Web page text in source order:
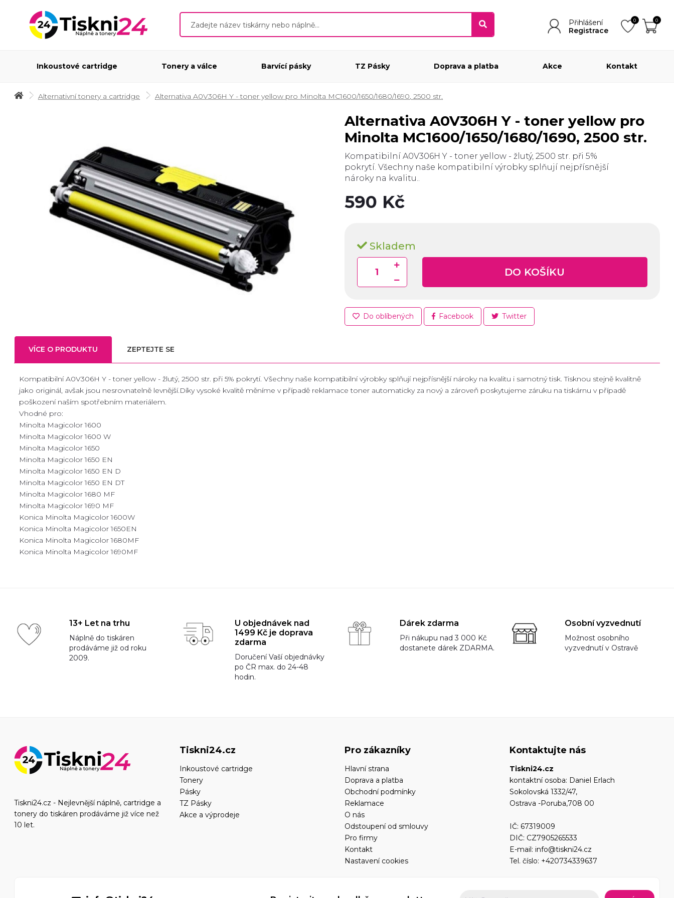
Přihlášení
Registrace
0 0
Inkoustové cartridge Tonery a válce Barvící pásky TZ Pásky Doprava a platba Akce Kontakt
Alternativní tonery a cartridge Alternativa A0V306H Y - toner yellow pro Minolta MC1600/1650/1680/1690, 2500 str.
Alternativa A0V306H Y - toner yellow pro
Minolta MC1600/1650/1680/1690, 2500 str.
Kompatibilní A0V306H Y - toner yellow - žlutý, 2500 str. při 5%
pokrytí. Všechny naše kompatibilní výrobky splňují nejpřísnější
nároky na kvalitu..
590 Kč
Skladem
DO KOŠÍKU
Do oblíbených Facebook Twitter
VÍCE O PRODUKTU ZEPTEJTE SE
Kompatibilní A0V306H Y - toner yellow - žlutý, 2500 str. při 5% pokrytí. Všechny naše kompatibilní výrobky splňují nejpřísnější nároky na kvalitu i samotný tisk. Tisknou stejně kvalitně
jako originál, avšak jsou nesrovnatelně levnější.Díky vysoké kvalitě měníme v případě reklamace toner automaticky za nový a zároveň poskytujeme záruku na tiskárnu v případě
poškození naším spotřebním materiálem.
Vhodné pro:
Minolta Magicolor 1600
Minolta Magicolor 1600 W
Minolta Magicolor 1650
Minolta Magicolor 1650 EN
Minolta Magicolor 1650 EN D
Minolta Magicolor 1650 EN DT
Minolta Magicolor 1680 MF
Minolta Magicolor 1690 MF
Konica Minolta Magicolor 1600W
Konica Minolta Magicolor 1650EN
Konica Minolta Magicolor 1680MF
Konica Minolta Magicolor 1690MF
13+ Let na trhu
Náplně do tiskáren
prodáváme již od roku
2009.
U objednávek nad
1499 Kč je doprava
zdarma
Doručení Vaší objednávky
po ČR max. do 24-48
hodin.
Dárek zdarma
Při nákupu nad 3 000 Kč
dostanete dárek ZDARMA.
Osobní vyzvednutí
Možnost osobního
vyzvednutí v Ostravě
Tiskni24.cz - Nejlevnější náplně, cartridge a
tonery do tiskáren prodáváme již více než
10 let.
Tiskni24.cz
Inkoustové cartridge
Tonery
Pásky
TZ Pásky
Akce a výprodeje
Pro zákazníky
Hlavní strana
Doprava a platba
Obchodní podmínky
Reklamace
O nás
Odstoupení od smlouvy
Pro firmy
Kontakt
Nastavení cookies
Kontaktujte nás
Tiskni24.cz
kontaktní osoba: Daniel Erlach
Sokolovská 1332/47,
Ostrava -Poruba,708 00
IČ: 67319009
DIČ: CZ7905265533
E-mail:info@tiskni24.cz
Tel. číslo: +420734339637